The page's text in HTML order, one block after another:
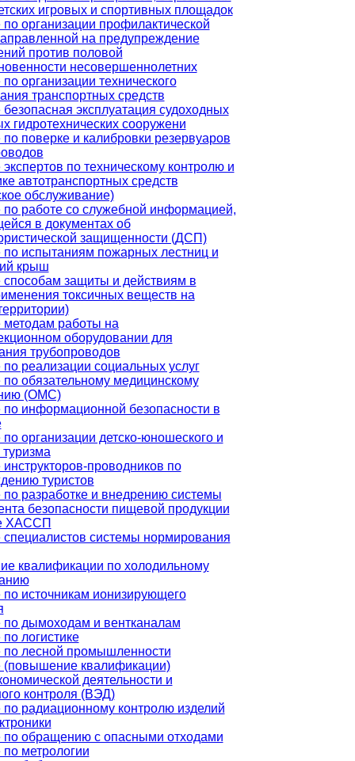
игровых и спортивных площадок
организации профилактической
на предупреждение
против половой
несовершеннолетних
организации технического
транспортных средств
эксплуатация судоходных
гидротехнических сооружени
поверке и калибровки резервуаров
по техническому контролю и
автотранспортных средств
обслуживание)
работе со служебной информацией,
в документах об
защищенности (ДСП)
испытаниям пожарных лестниц и
крыш
защиты и действиям в
токсичных веществ на
методам работы на
оборудовании для
трубопроводов
реализации социальных услуг
обязательному медицинскому
(ОМС)
информационной безопасности в
организации детско-юношеского и
туризма
проводников по
туристов
разработке и внедрению системы
безопасности пищевой продукции
ХАССП
системы нормирования
квалификации по холодильному
источникам ионизирующего
по дымоходам и вентканалам
логистике
по лесной промышленности
(повышение квалификации)
деятельности и
контроля (ВЭД)
радиационному контролю изделий
по обращению с опасными отходами
метрологии